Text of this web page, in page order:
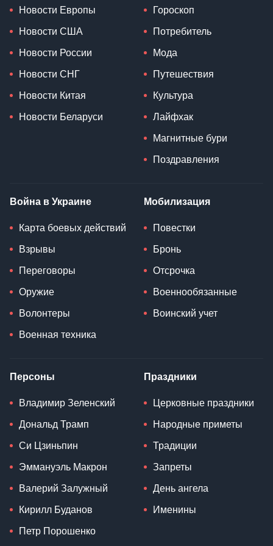
Новости Европы
Новости США
Новости России
Новости СНГ
Новости Китая
Новости Беларуси
Гороскоп
Потребитель
Мода
Путешествия
Культура
Лайфхак
Магнитные бури
Поздравления
Война в Украине
Карта боевых действий
Взрывы
Переговоры
Оружие
Волонтеры
Военная техника
Мобилизация
Повестки
Бронь
Отсрочка
Военнообязанные
Воинский учет
Персоны
Владимир Зеленский
Дональд Трамп
Си Цзиньпин
Эммануэль Макрон
Валерий Залужный
Кирилл Буданов
Петр Порошенко
Праздники
Церковные праздники
Народные приметы
Традиции
Запреты
День ангела
Именины